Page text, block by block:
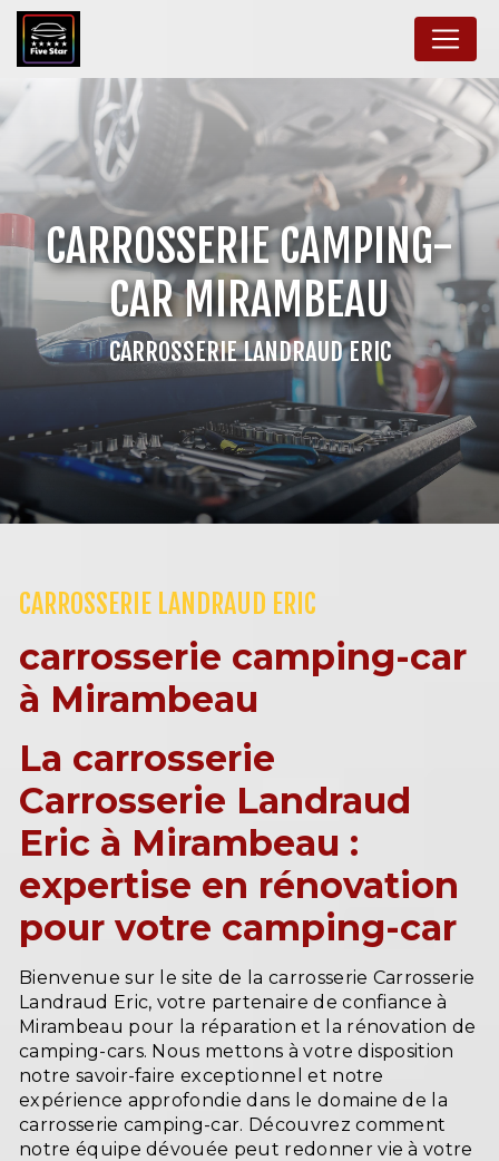
CARROSSERIE CAMPING-
CAR MIRAMBEAU
CARROSSERIE LANDRAUD ERIC
CARROSSERIE LANDRAUD ERIC
carrosserie camping-car
à Mirambeau
La carrosserie
Carrosserie Landraud
Eric à Mirambeau :
expertise en rénovation
pour votre camping-car
Bienvenue sur le site de la carrosserie Carrosserie
Landraud Eric, votre partenaire de confiance à
Mirambeau pour la réparation et la rénovation de
camping-cars. Nous mettons à votre disposition
notre savoir-faire exceptionnel et notre
expérience approfondie dans le domaine de la
carrosserie camping-car. Découvrez comment
notre équipe dévouée peut redonner vie à votre
Panneau de gestion des cookies